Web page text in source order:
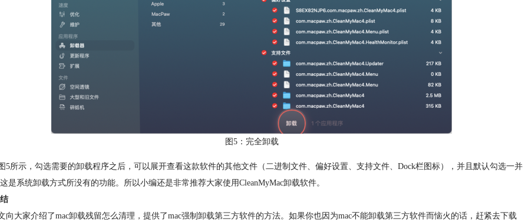
图5：完全卸载
示，勾选需要的卸载程序之后，可以展开查看这款软件的其他文件（二进制文件、偏好设置、支持文件、Dock栏图标），并且默认勾选一并
是系统卸载方式所没有的功能。所以小编还是非常推荐大家使用CleanMyMac卸载软件。
大家介绍了mac卸载残留怎么清理，提供了mac强制卸载第三方软件的方法。如果你也因为mac不能卸载第三方软件而恼火的话，赶紧去下载